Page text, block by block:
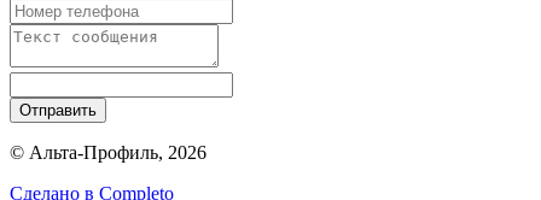
Отправить
© Альта-Профиль, 2026
Сделано в Completo